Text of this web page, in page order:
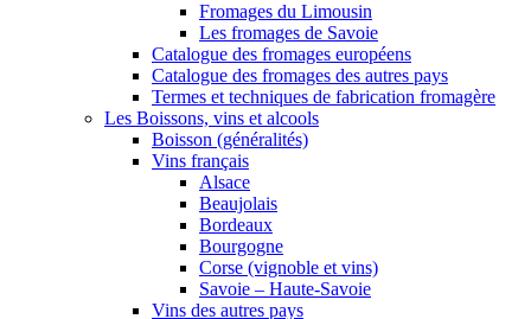
Fromages du Limousin
Les fromages de Savoie
Catalogue des fromages européens
Catalogue des fromages des autres pays
Termes et techniques de fabrication fromagère
Les Boissons, vins et alcools
Boisson (généralités)
Vins français
Alsace
Beaujolais
Bordeaux
Bourgogne
Corse (vignoble et vins)
Savoie – Haute-Savoie
Vins des autres pays